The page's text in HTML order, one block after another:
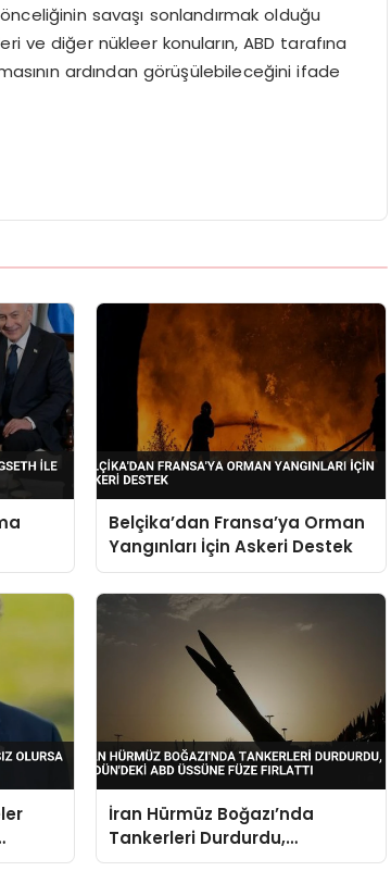
savaşı sonlandırmak olduğu
ve diğer nükleer konuların, ABD tarafına
ardından görüşülebileceğini ifade
Belçika’dan Fransa’ya Orman
Yangınları İçin Askeri Destek
İran Hürmüz Boğazı’nda
Tankerleri Durdurdu,
Ürdün’deki ABD Üssüne Füze